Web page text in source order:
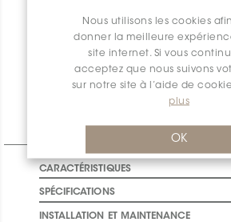
Nous utilisons les cookies
donner la meilleure
site internet. Si vous
acceptez que nous suivons
sur notre site à l’aide de
plus
OK
Bel essai! 0
Crée toi
compte
inscrire pour avoir
accès à ces
Informations
CARACTÉRISTIQUES
SPÉCIFICATIONS
INSTALLATION ET MAINTENANCE